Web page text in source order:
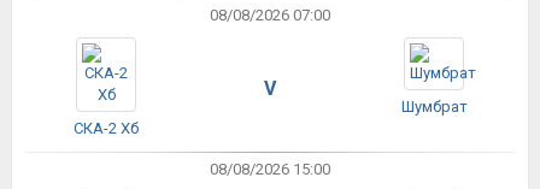
08/08/2026 07:00
СКА-2 Хб
V
Шумбрат
08/08/2026 15:00